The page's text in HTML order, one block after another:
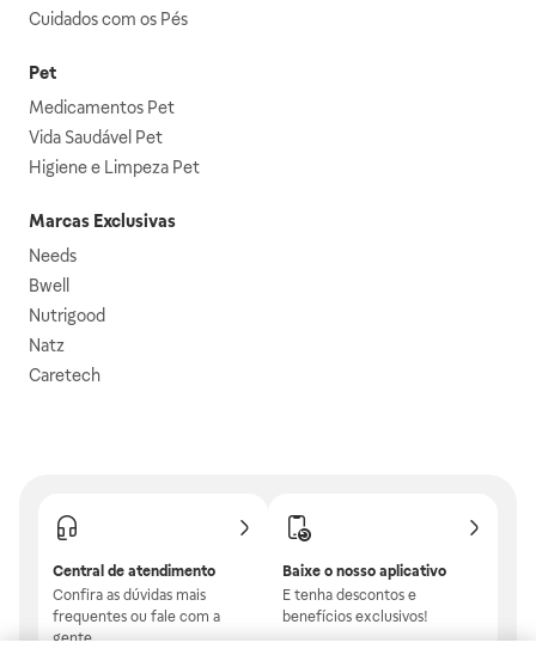
Cuidados com os Pés
Pet
Medicamentos Pet
Vida Saudável Pet
Higiene e Limpeza Pet
Marcas Exclusivas
Needs
Bwell
Nutrigood
Natz
Caretech
Central de atendimento
Confira as dúvidas mais
frequentes ou fale com a
gente.
Baixe o nosso aplicativo
E tenha descontos e
benefícios exclusivos!